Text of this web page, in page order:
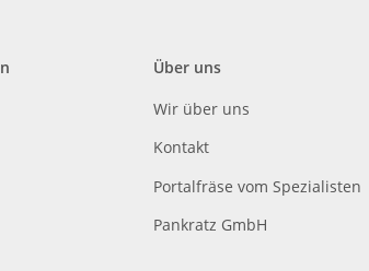
Über uns
Wir über uns
Kontakt
Portalfräse vom Spezialisten
Pankratz GmbH